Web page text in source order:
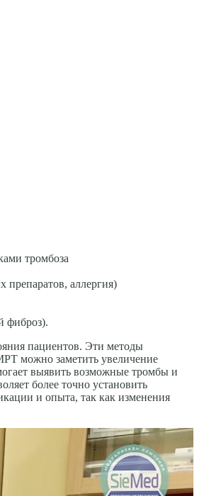
тром­боза
аллергия)
фиброз).
пациентов. Эти методы
можно заметить увеличение
выявить возможные тромбы и
более точно установить
и опыта, так как изменения